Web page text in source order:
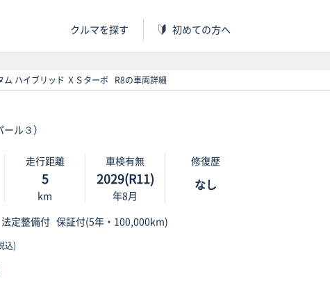
クルマを探す 初めての方へ
ハイブリッド ＸＳターボ R8の車両詳細
ル３）
走行距離
5
km
車検有無
2029(R11)
年8月
修復歴
なし
法定整備付保証付(5年・100,000km)
込)